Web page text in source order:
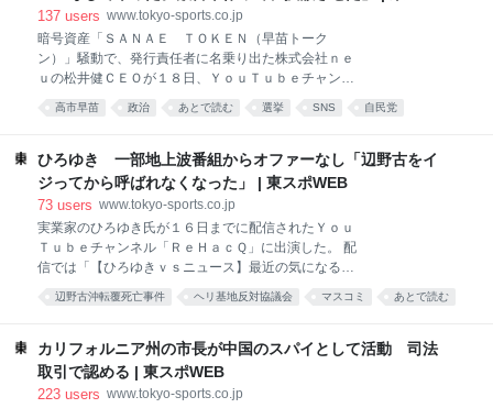
ｄの「ルパン三世’８０」だ。 第１０４話のオンエアは
同年９月にはイエロー・マジック・オーケストラのア
ルバム「ソリッド・ステイト・サヴァイヴァー」がリ
リースされている。「テクノポリス」や「ライディー
ン」といったテクノポップの名曲が収録され、来るべ
潮とは似ても似つかぬ
WEB
137 users www.tokyo-sports.co.jp
暗号資産「ＳＡＮＡＥ ＴＯＫＥＮ（早苗トーク
ン）」騒動で、発行責任者に名乗り出た株式会社ｎｅ
ｕの松井健ＣＥＯが１８日、ＹｏｕＴｕｂｅチャンネ
ル「ＮｏＢｏｒｄｅｒ Ｎｅｗｓ」に生出演した。 松
井氏が映像番組に出るのは騒動後、初。冒頭、「この
高市総理、（高市事務所の）木下秘書、藤井（聡）教
授をはじめ、たくさんの関係者の皆さまに多大なご迷
惑をおかけしてしまったことを申し訳なく思っていま
首相が関与を否定し、返金騒動に発展した。松井氏は
トークン発行元の合同会社「ＮｏＢｏｒｄｅｒＤＡ
Ｏ」にプロジェクトを提案し、業務の主体を請け負っ
ていたとしていたが、週刊文春には高市事務所側に
ン動画の作成、拡散にも関与していたこ
高市早苗 政治 あとで読む 選挙 SNS 自民党
ひろゆき 一部地上波番組からオファーなし「辺野古をイ
ジってから呼ばれなくなった」 | 東スポWEB
73 users www.tokyo-sports.co.jp
実業家のひろゆき氏が１６日までに配信されたＹｏｕ
Ｔｕｂｅチャンネル「ＲｅＨａｃＱ」に出演した。 配
信では「【ひろゆきｖｓニュース】最近の気になるニ
ュースにガチ回答！」と題して視聴者の質問に回答し
た。視聴者が「辺野古の船の事故と部活動のバス事
思いますが、捜査の方向性やマスコミの報道について
格差を感じます。なぜ格差が生じるのでしょうか」と
質問。 ひろゆき氏は「辺野古の基地反対運動をしてい
辺野古沖転覆死亡事件 ヘリ基地反対協議会 マスコミ あとで読む
カリフォルニア州の市長が中国のスパイとして活動 司法
取引で認める | 東スポWEB
223 users www.tokyo-sports.co.jp